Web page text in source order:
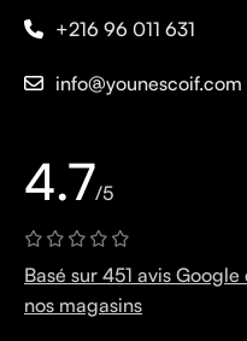
+216 96 011 631
info@younescoif.com
4.7/5
Basé sur 451 avis
nos magasins